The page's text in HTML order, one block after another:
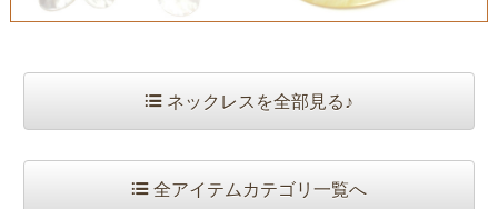
ネックレスを全部見る♪
全アイテムカテゴリ一覧へ